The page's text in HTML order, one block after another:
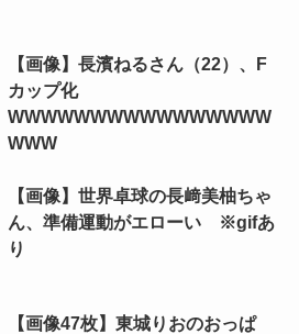
【画像】長濱ねるさん（22）、F
カップ化
WWWWWWWWWWWWWWWW
WWW
【画像】世界卓球の長﨑美柚ちゃ
ん、準備運動がエローい ※gifあ
り
【画像47枚】東城りおのおっぱ